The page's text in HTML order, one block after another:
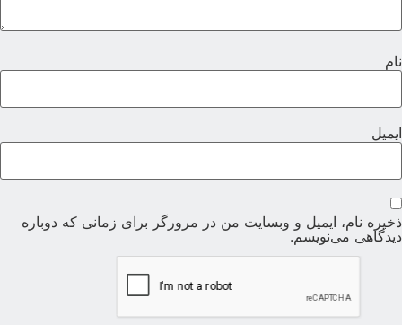
نام
ایمیل
ذخیره نام، ایمیل و وبسایت من در مرورگر برای زمانی که دوباره
دیدگاهی می‌نویسم.